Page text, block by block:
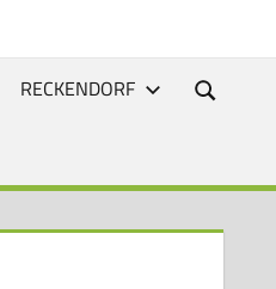
RECKENDORF